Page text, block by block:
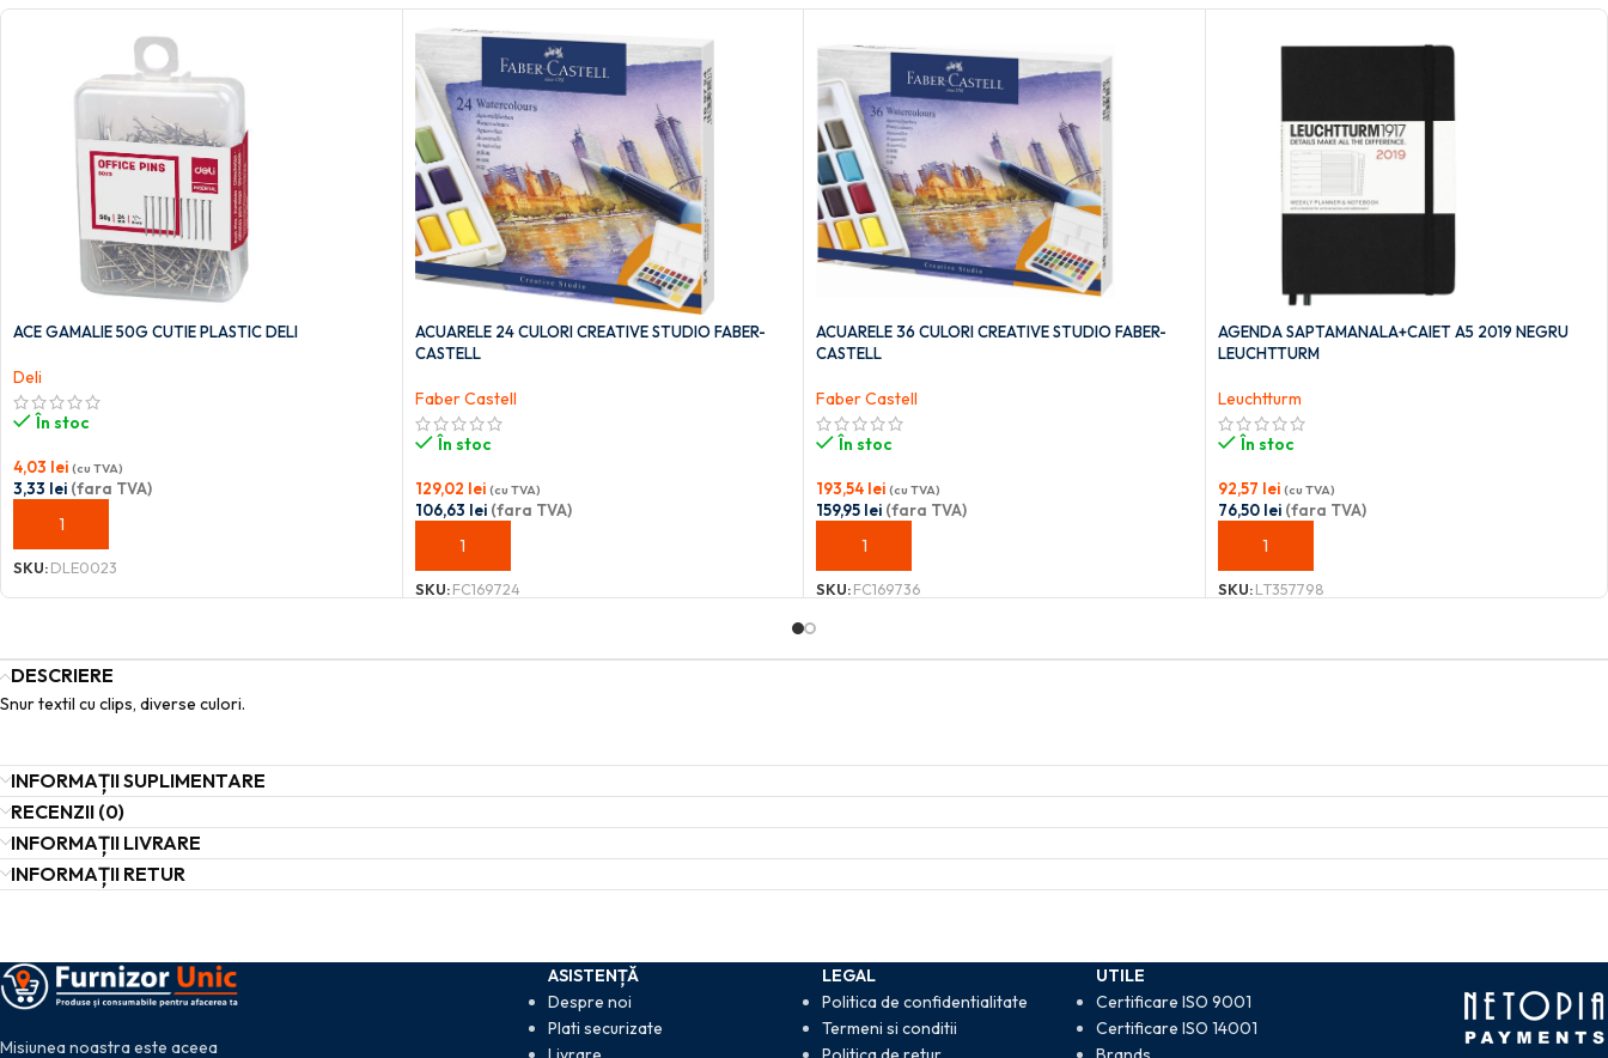
ACE GAMALIE 50G CUTIE PLASTIC DELI
Deli
În stoc
4,03 lei (cu TVA)
3,33 lei (fara TVA)
ADAUGĂ ÎN COȘ
SKU:DLE0023
ACUARELE 24 CULORI CREATIVE STUDIO FABER-
CASTELL
Faber Castell
În stoc
129,02 lei (cu TVA)
106,63 lei(fara TVA)
ADAUGĂ ÎN COȘ
SKU:FC169724
ACUARELE 36 CULORI CREATIVE STUDIO FABER-
CASTELL
Faber Castell
În stoc
193,54 lei (cu TVA)
159,95 lei (fara TVA)
ADAUGĂ ÎN COȘ
SKU:FC169736
AGENDA SAPTAMANALA+CAIET A5 2019 NEGRU
LEUCHTTURM
Leuchtturm
În stoc
92,57 lei (cu TVA)
76,50 lei(fara TVA)
ADAUGĂ ÎN COȘ
SKU:LT357798
DESCRIERE
Snur textil cu clips, diverse culori.
INFORMAȚII SUPLIMENTARE
RECENZII (0)
INFORMAȚII LIVRARE
INFORMAȚII RETUR
Misiunea noastra este aceea
ASISTENȚĂ
Despre noi
Plati securizate
LEGAL
Politica de confidentialitate
Termeni si conditii
UTILE
Certificare ISO 9001
Certificare ISO 14001